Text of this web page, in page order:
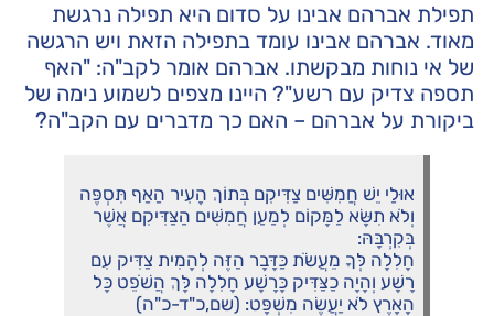
תפילת אברהם אבינו על סדום היא תפילה נרגשת
מאוד. אברהם אבינו עומד בתפילה הזאת ויש הרגשה
של אי נוחות מבקשתו. אברהם אומר לקב"ה: "האף
תספה צדיק עם רשע"? היינו מצפים לשמוע נימה של
ביקורת על אברהם – האם כך מדברים עם הקב"ה?
אוּלַי יֵשׁ חֲמִשִּׁים צַדִּיקִם בְּתוֹךְ הָעִיר הַאַף תִּסְפֶּה
וְלֹא תִשָּׂא לַמָּקוֹם לְמַעַן חֲמִשִּׁים הַצַּדִּיקִם אֲשֶׁר
בְּקִרְבָּהּ:
חָלִלָה לְּךָ מֵעֲשֹׂת כַּדָּבָר הַזֶּה לְהָמִית צַדִּיק עִם
רָשָׁע וְהָיָה כַצַּדִּיק כָּרָשָׁע חָלִלָה לָּךְ הֲשֹׁפֵט כָּל
הָאָרֶץ לֹא יַעֲשֶׂה מִשְׁפָּט: (שם,כ"ד-כ"ה)